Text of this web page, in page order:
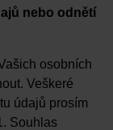
nebo odnětí
osobních
Veškeré
údajů prosím
Souhlas